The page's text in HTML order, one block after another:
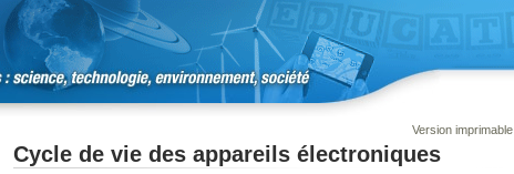
Version imprimable
Cycle de vie des appareils électroniques